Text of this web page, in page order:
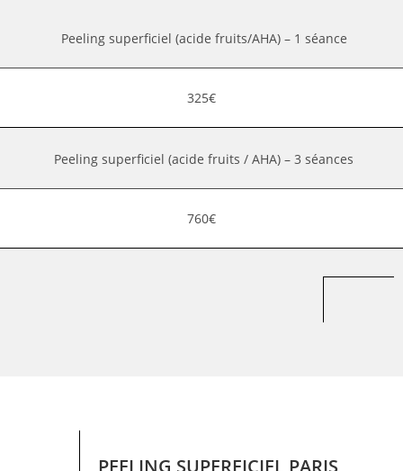
Peeling superficiel (acide fruits/AHA) – 1 séance
325€
Peeling superficiel (acide fruits / AHA) – 3 séances
760€
PEELING SUPERFICIEL PARIS